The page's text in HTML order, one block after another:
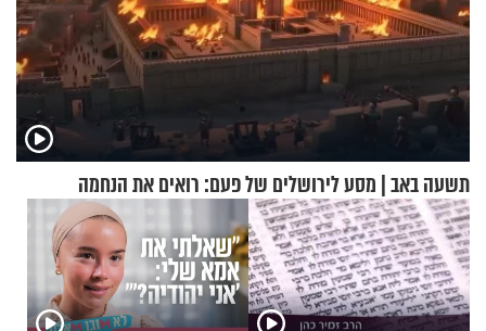
תשעה באב | מסע לירושלים של פעם: רואים את הנחמה